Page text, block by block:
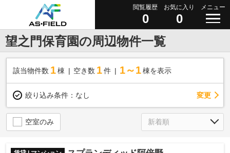
閲覧履歴
0
お気に入り
0
メニュー
望之門保育園の周辺物件一覧
該当物件数 1棟 空き数 1 件 1～1 棟を表示
絞り込み条件： なし 変更
空室のみ